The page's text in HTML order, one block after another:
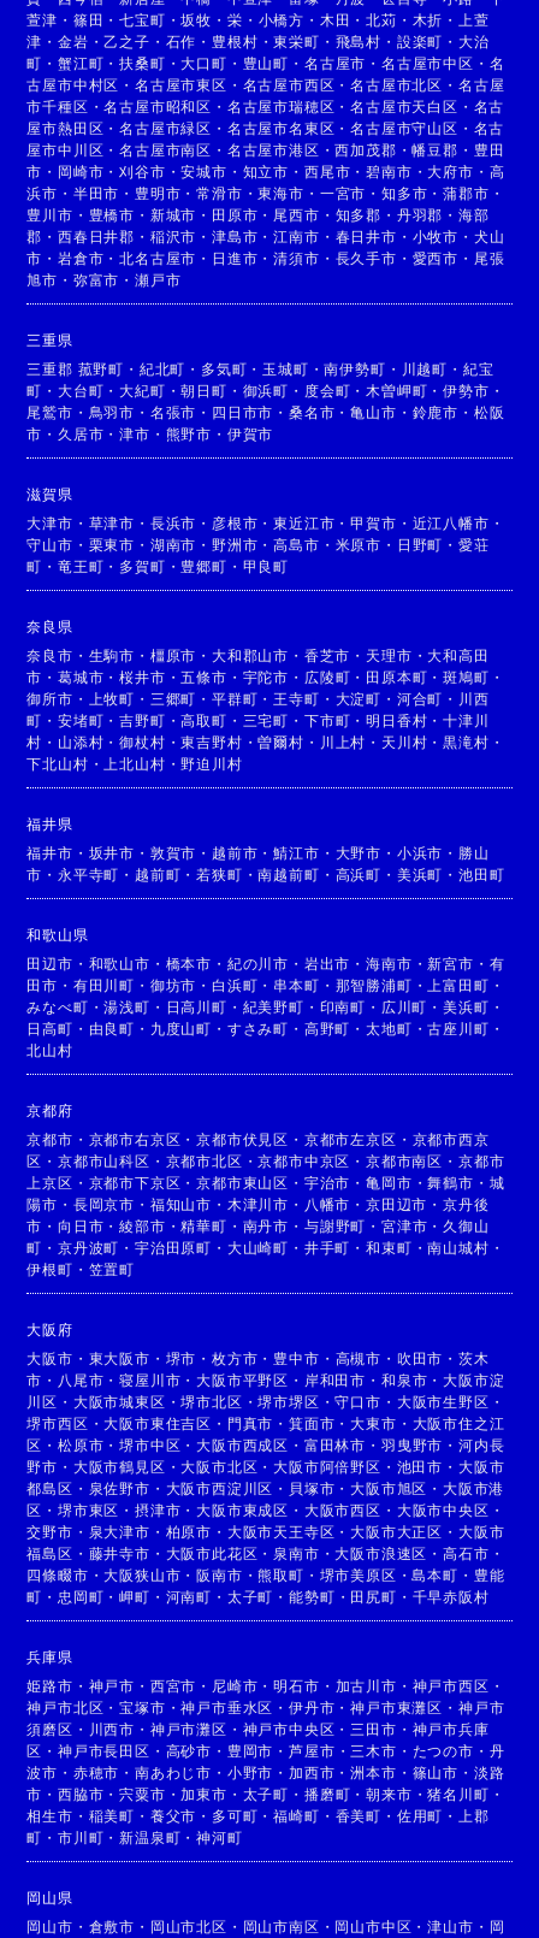
萱津 ・ 篠田 ・七宝町 ・坂牧 ・ 栄 ・ 小橋方 ・ 木田 ・北苅 ・ 木折 ・
上萱
津 ・金岩 ・乙之子 ・ 石作 ・ 豊根村 ・東栄町 ・ 飛島村 ・ 設楽町 ・ 大治
町 ・蟹江町 ・扶桑町 ・大口町 ・ 豊山町 ・ 名古屋市 ・ 名古屋市中区 ・ 名
古屋市中村区 ・名古屋市東区 ・ 名古屋市西区 ・名古屋市北区 ・ 名古屋
市千種区 ・名古屋市昭和区 ・ 名古屋市瑞穂区 ・名古屋市天白区 ・ 名古
屋市熱田区 ・名古屋市緑区 ・ 名古屋市名東区 ・名古屋市守山区 ・ 名古
屋市中川区 ・名古屋市南区 ・ 名古屋市港区 ・西加茂郡 ・幡豆郡 ・ 豊田
市 ・ 岡崎市 ・刈谷市 ・安城市 ・ 知立市 ・ 西尾市 ・碧南市 ・大府市 ・ 高
浜市 ・ 半田市 ・ 豊明市 ・常滑市 ・東海市 ・ 一宮市 ・ 知多市 ・蒲郡市 ・
豊川市 ・ 豊橋市 ・ 新城市 ・ 田原市 ・ 尾西市 ・ 知多郡 ・ 丹羽郡 ・ 海部
郡 ・西春日井郡 ・ 稲沢市 ・津島市 ・江南市 ・ 春日井市 ・ 小牧市 ・ 犬山
市 ・岩倉市 ・北名古屋市 ・ 日進市 ・清須市 ・ 長久手市 ・ 愛西市 ・ 尾張
旭市 ・ 弥富市 ・瀬戸市
三重県
三重郡 菰野町 ・ 紀北町 ・ 多気町 ・ 玉城町 ・南伊勢町 ・ 川越町 ・ 紀宝
町 ・大台町 ・大紀町 ・朝日町 ・ 御浜町 ・ 度会町 ・ 木曽岬町 ・伊勢市 ・
尾鷲市 ・ 鳥羽市 ・ 名張市 ・ 四日市市 ・桑名市 ・亀山市 ・ 鈴鹿市 ・ 松阪
市 ・ 久居市 ・津市 ・ 熊野市 ・ 伊賀市
滋賀県
大津市 ・ 草津市 ・ 長浜市 ・ 彦根市 ・東近江市 ・甲賀市 ・ 近江八幡市 ・
守山市 ・ 栗東市 ・ 湖南市 ・野洲市 ・高島市 ・ 米原市 ・ 日野町 ・ 愛荘
町 ・竜王町 ・ 多賀町 ・ 豊郷町 ・ 甲良町
奈良県
奈良市 ・ 生駒市 ・ 橿原市 ・大和郡山市 ・ 香芝市 ・ 天理市 ・大和高田
市 ・葛城市 ・桜井市 ・五條市 ・ 宇陀市 ・ 広陵町 ・ 田原本町 ・斑鳩町 ・
御所市 ・ 上牧町 ・ 三郷町 ・平群町 ・ 王寺町 ・ 大淀町 ・ 河合町 ・ 川西
町 ・安堵町 ・吉野町 ・高取町 ・ 三宅町 ・ 下市町 ・明日香村 ・十津川
村 ・ 山添村 ・御杖村 ・東吉野村 ・曽爾村 ・ 川上村 ・ 天川村 ・黒滝村 ・
下北山村 ・ 上北山村 ・野迫川村
福井県
福井市 ・ 坂井市 ・ 敦賀市 ・ 越前市 ・鯖江市 ・ 大野市 ・ 小浜市 ・ 勝山
市 ・永平寺町 ・ 越前町 ・若狭町 ・南越前町 ・ 高浜町 ・ 美浜町 ・ 池田町
和歌山県
田辺市 ・ 和歌山市 ・ 橋本市 ・ 紀の川市 ・ 岩出市 ・海南市 ・新宮市 ・ 有
田市 ・ 有田川町 ・ 御坊市 ・ 白浜町 ・ 串本町 ・ 那智勝浦町 ・ 上富田町 ・
みなべ町 ・湯浅町 ・ 日高川町 ・ 紀美野町 ・ 印南町 ・ 広川町 ・美浜町 ・
日高町 ・ 由良町 ・ 九度山町 ・ すさみ町 ・ 高野町 ・太地町 ・古座川町 ・
北山村
京都府
京都市 ・ 京都市右京区 ・京都市伏見区 ・ 京都市左京区 ・ 京都市西京
区 ・京都市山科区 ・ 京都市北区 ・京都市中京区 ・京都市南区 ・ 京都市
上京区 ・ 京都市下京区 ・京都市東山区 ・ 宇治市 ・亀岡市 ・舞鶴市 ・ 城
陽市 ・ 長岡京市 ・ 福知山市 ・ 木津川市 ・ 八幡市 ・京田辺市 ・京丹後
市 ・向日市 ・綾部市 ・精華町 ・ 南丹市 ・ 与謝野町 ・ 宮津市 ・ 久御山
町 ・京丹波町 ・宇治田原町 ・ 大山崎町 ・ 井手町 ・和束町 ・南山城村 ・
伊根町 ・ 笠置町
大阪府
大阪市 ・ 東大阪市 ・ 堺市 ・枚方市 ・ 豊中市 ・ 高槻市 ・ 吹田市 ・ 茨木
市 ・ 八尾市 ・寝屋川市 ・大阪市平野区 ・ 岸和田市 ・ 和泉市 ・大阪市淀
川区 ・ 大阪市城東区 ・堺市北区 ・堺市堺区 ・守口市 ・ 大阪市生野区 ・
堺市西区 ・大阪市東住吉区 ・ 門真市 ・箕面市 ・大東市 ・ 大阪市住之江
区 ・松原市 ・堺市中区 ・大阪市西成区 ・ 富田林市 ・ 羽曳野市 ・ 河内長
野市 ・ 大阪市鶴見区 ・大阪市北区 ・大阪市阿倍野区 ・ 池田市 ・ 大阪市
都島区 ・ 泉佐野市 ・ 大阪市西淀川区 ・ 貝塚市 ・大阪市旭区 ・大阪市港
区 ・堺市東区 ・摂津市 ・大阪市東成区 ・ 大阪市西区 ・ 大阪市中央区 ・
交野市 ・ 泉大津市 ・ 柏原市 ・ 大阪市天王寺区 ・大阪市大正区 ・ 大阪市
福島区 ・ 藤井寺市 ・ 大阪市此花区 ・ 泉南市 ・大阪市浪速区 ・高石市 ・
四條畷市 ・大阪狭山市 ・阪南市 ・熊取町 ・ 堺市美原区 ・島本町 ・ 豊能
町 ・ 忠岡町 ・岬町 ・ 河南町 ・ 太子町 ・能勢町 ・ 田尻町 ・ 千早赤阪村
兵庫県
姫路市 ・ 神戸市 ・ 西宮市 ・ 尼崎市 ・明石市 ・ 加古川市 ・ 神戸市西区 ・
神戸市北区 ・宝塚市 ・神戸市垂水区 ・伊丹市 ・神戸市東灘区 ・ 神戸市
須磨区 ・ 川西市 ・ 神戸市灘区 ・ 神戸市中央区 ・ 三田市 ・ 神戸市兵庫
区 ・神戸市長田区 ・ 高砂市 ・ 豊岡市 ・芦屋市 ・ 三木市 ・ たつの市 ・ 丹
波市 ・ 赤穂市 ・南あわじ市 ・ 小野市 ・加西市 ・洲本市 ・ 篠山市 ・ 淡路
市 ・西脇市 ・宍粟市 ・加東市 ・ 太子町 ・ 播磨町 ・朝来市 ・猪名川町 ・
相生市 ・ 稲美町 ・ 養父市 ・ 多可町 ・福崎町 ・ 香美町 ・ 佐用町 ・
上郡
町 ・市川町 ・新温泉町 ・神河町
岡山県
岡山市 ・ 倉敷市 ・ 岡山市北区 ・ 岡山市南区 ・ 岡山市中区 ・津山市 ・ 岡